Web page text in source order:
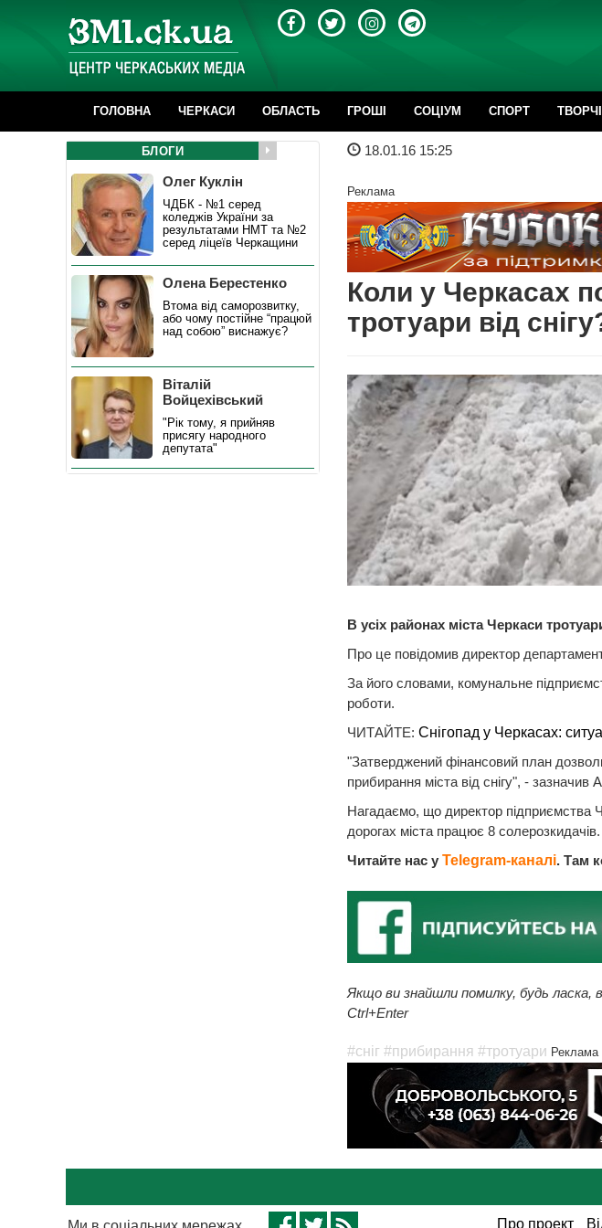
ГОЛОВНА ЧЕРКАСИ ОБЛАСТЬ ГРОШІ CОЦІУМ СПОРТ
18.01.16 15:25
Реклама
Коли у Черкасах
тротуари від
В усіх районах міста Черкаси
Про це повідомив директор
За його словами, комунальне
роботи.
ЧИТАЙТЕ: Cнігопад у Черкасах:
"Затверджений фінансовий план
прибирання міста від снігу", - зазначив
Нагадаємо, що директор підприємства
дорогах міста працює 8 солерозкидачів.
Читайте нас у Telegram-каналі. Там
Якщо ви знайшли помилку, будь ласка,
Ctrl+Enter
#cніг #прибирання #тротуари Реклама
БЛОГИ
Олег Куклін
ЧДБК - №1 серед
коледжів України за
результатами НМТ та №2
серед ліцеїв Черкащини
Олена Берестенко
Втома від саморозвитку,
або чому постійне “працюй
над собою” виснажує?
Віталій
Войцехівський
"Рік тому, я прийняв
присягу народного
депутата"
Про проект